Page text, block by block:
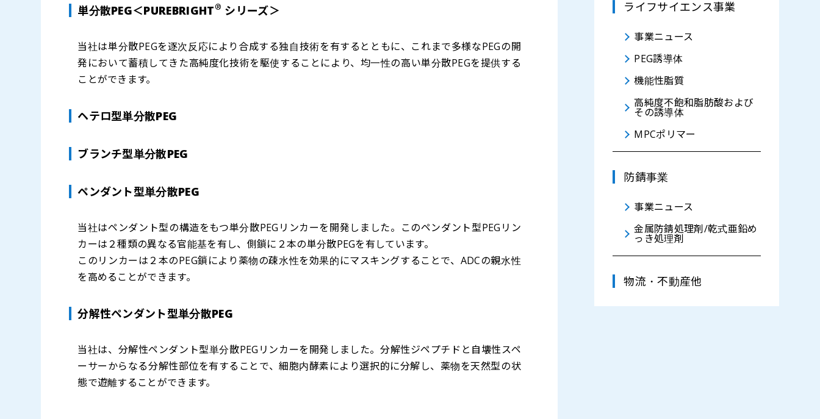
単分散PEG＜PUREBRIGHT® シリーズ＞
当社は単分散PEGを逐次反応により合成する独自技術を有するとともに、これまで多様なPEGの開
発において蓄積してきた高純度化技術を駆使することにより、均一性の高い単分散PEGを提供する
ことができます。
ヘテロ型単分散PEG
ブランチ型単分散PEG
ペンダント型単分散PEG
当社はペンダント型の構造をもつ単分散PEGリンカーを開発しました。このペンダント型PEGリン
カーは２種類の異なる官能基を有し、側鎖に２本の単分散PEGを有しています。
このリンカーは２本のPEG鎖により薬物の疎水性を効果的にマスキングすることで、ADCの親水性
を高めることができます。
分解性ペンダント型単分散PEG
当社は、分解性ペンダント型単分散PEGリンカーを開発しました。分解性ジペプチドと自壊性スペ
ーサーからなる分解性部位を有することで、細胞内酵素により選択的に分解し、薬物を天然型の状
態で遊離することができます。
ライフサイエンス事業
事業ニュース
PEG誘導体
機能性脂質
高純度不飽和脂肪酸および
その誘導体
MPCポリマー
防錆事業
事業ニュース
金属防錆処理剤/乾式亜鉛め
っき処理剤
物流・不動産他